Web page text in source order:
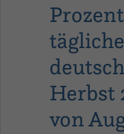
Herbst
von